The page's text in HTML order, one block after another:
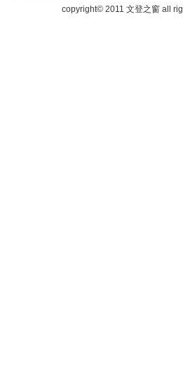
copyright© 2011 文登之窗 all